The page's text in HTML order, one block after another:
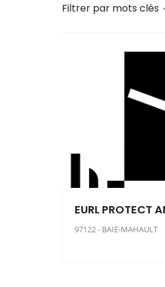
Filtrer par mots clés
EURL PROTECT
97122 - BAIE-MAHAULT